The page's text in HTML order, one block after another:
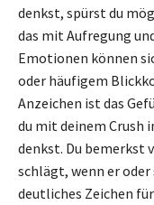
denkst, spürst du
das mit Aufregung
Emotionen können
oder häufigem
Anzeichen ist das
du mit deinem Crush
denkst. Du bemerkst
schlägt, wenn er
deutliches Zeichen